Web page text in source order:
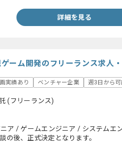
詳細を見る
ゲーム開発のフリーランス求人
実績あり ベンチャー企業 週3日から
(フリーランス)
ア / ゲームエンジニア / システムエ
の後、正式決定となります。